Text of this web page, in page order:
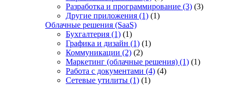
Разработка и программирование (3) (3)
Другие приложения (1) (1)
Облачные решения (SaaS)
Бухгалтерия (1) (1)
Графика и дизайн (1) (1)
Коммуникации (2) (2)
Маркетинг (облачные решения) (1) (1)
Работа с документами (4) (4)
Сетевые утилиты (1) (1)